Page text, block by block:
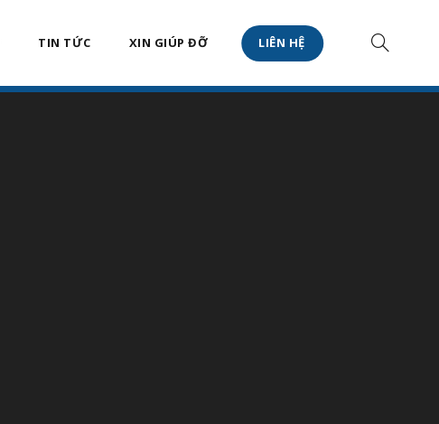
TIN TỨC XIN GIÚP ĐỠ LIÊN HỆ